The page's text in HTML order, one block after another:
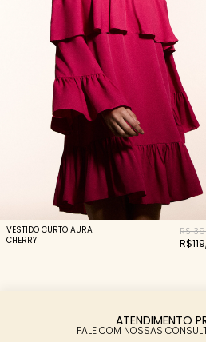
VESTIDO CURTO AURA
CHERRY
R$
PARCELAMENTO
6X SEM
ATENDIMENTO
FALE COM NOSSAS